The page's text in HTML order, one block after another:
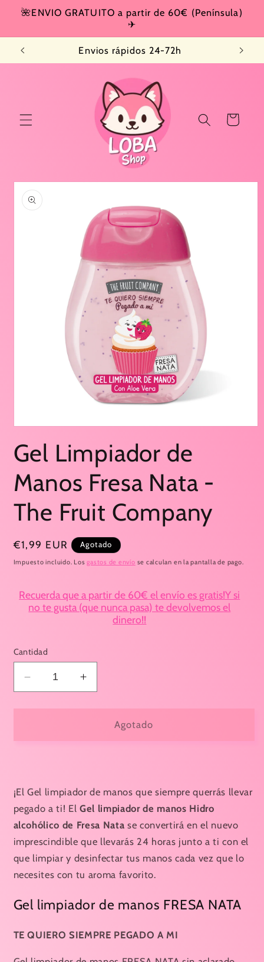
directamente
🌺ENVIO GRATUITO a partir de 60€ (Península)
✈
Envios rápidos 24-72h
Carrito
directamente
información
multimedia
1
en
una
ventana
modal
Gel Limpiador de
Manos Fresa Nata -
The Fruit Company
Precio
habitual
€1,99 EUR Agotado
Impuesto incluido. Losgastos de envío se calculan en la pantalla de pago.
Recuerda que a partir de 60€ el envío es gratis!Y si
no te gusta (que nunca pasa) te devolvemos el
dinero!!
Cantidad
Reducir
cantidad
para
Nata
-
The
Fruit
Company
Aumentar
cantidad
Nata
-
Fruit
Company
Agotado
¡El Gel limpiador de manos que siempre querrás llevar
pegado a ti! ElGel limpiador de manos Hidro
alcohólico de Fresa Nata se convertirá en el nuevo
imprescindible que llevarás 24 horas junto a ti con el
que limpiar y desinfectar tus manos cada vez que lo
necesites con tu aroma favorito.
Gel limpiador de manos FRESA NATA
TE QUIERO SIEMPRE PEGADO A MI